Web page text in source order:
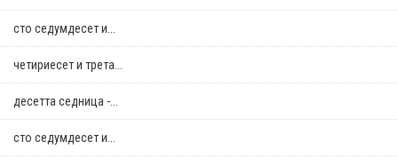
сто седумдесет и...
четириесет и трета...
десетта седница -...
сто седумдесет и...